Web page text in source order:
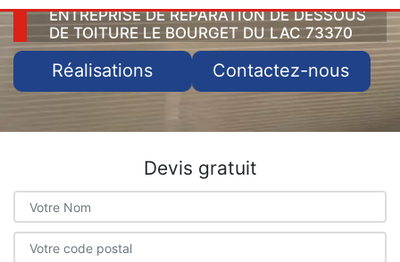
ENTREPRISE DE RÉPARATION DE DESSOUS
DE TOITURE LE BOURGET DU LAC 73370
Réalisations Contactez-nous
Devis gratuit